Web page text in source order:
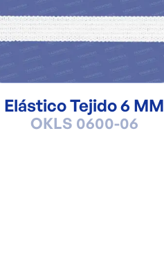
Elástico Tejido 6 MM
OKLS 0600-06